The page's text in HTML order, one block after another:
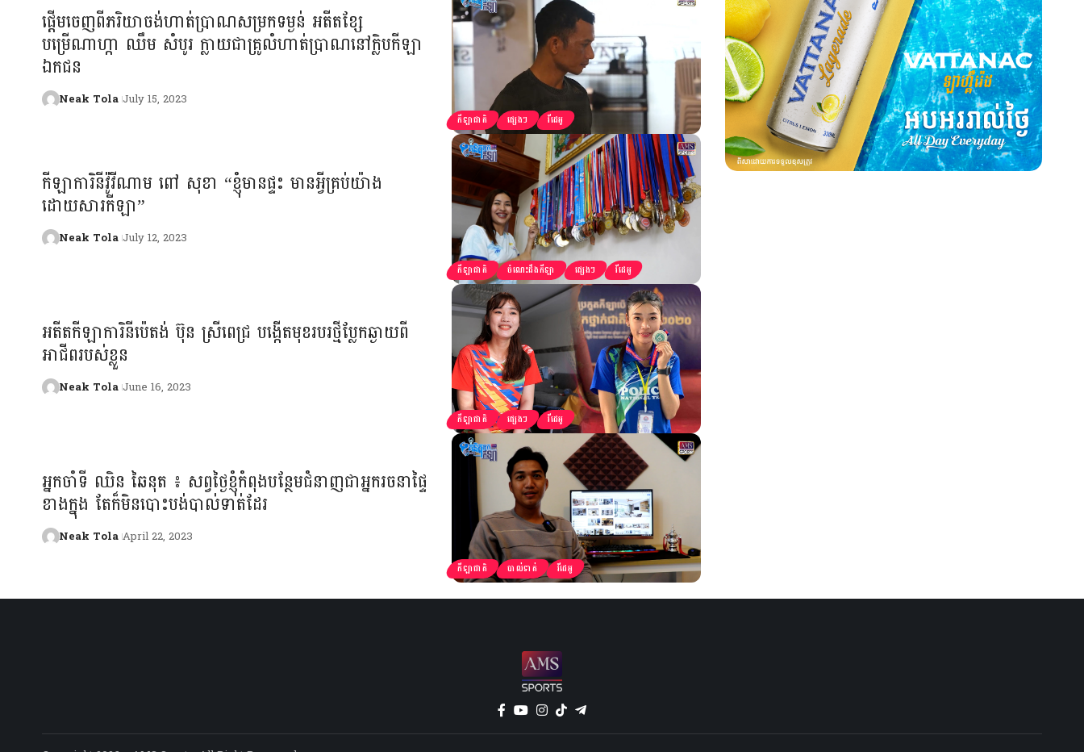
កីឡាជាតិ ផ្សេងៗ វីដេអូ
ផ្ដើមចេញពីភរិយាចង់ហាត់ប្រាណសម្រកទម្ងន់ អតីតខ្សែ
បម្រើណាហ្កា ឈឹម សំបូរ ក្លាយជាគ្រូលំហាត់ប្រាណនៅក្លិបកីឡា
ឯកជន
Neak Tola July 15, 2023
កីឡាជាតិ ចំណេះដឹងកីឡា ផ្សេងៗ វីដេអូ
កីឡាការិនីវ៉ូវីណាម ពៅ សុខា “ខ្ញុំមានផ្ទះ មានអ្វីគ្រប់យ៉ាង
ដោយសារកីឡា”
Neak Tola July 12, 2023
កីឡាជាតិ ផ្សេងៗ វីដេអូ
អតីតកីឡាការិនីប៉េតង់ ប៊ុន ស្រីពេជ្រ បង្កើតមុខរបរថ្មីប្លែកឆ្ងាយពី
អាជីពរបស់ខ្លួន
Neak Tola June 16, 2023
កីឡាជាតិ បាល់ទាត់ វីដេអូ
អ្នកចាំទី ឈិន ឆៃនុត ៖ សព្វថ្ងៃខ្ញុំកំពុងបន្ថែមជំនាញជាអ្នករចនាផ្ទៃ
ខាងក្នុង តែក៏មិនបោះបង់បាល់ទាត់ដែរ
Neak Tola April 22, 2023